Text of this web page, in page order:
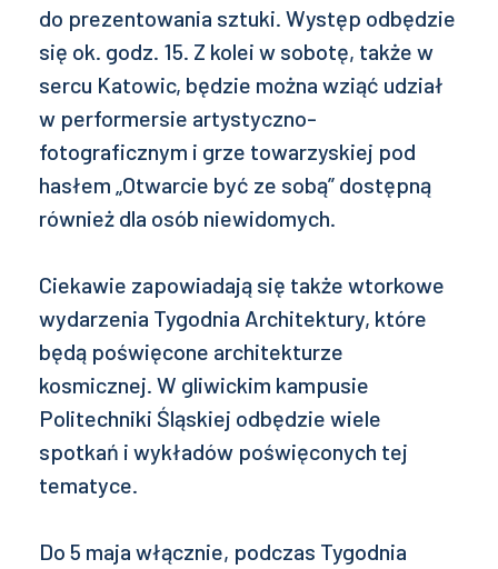
do prezentowania sztuki. Występ odbędzie
się ok. godz. 15. Z kolei w sobotę, także w
sercu Katowic, będzie można wziąć udział
w performersie artystyczno-
fotograficznym i grze towarzyskiej pod
hasłem „Otwarcie być ze sobą” dostępną
również dla osób niewidomych.
Ciekawie zapowiadają się także wtorkowe
wydarzenia Tygodnia Architektury, które
będą poświęcone architekturze
kosmicznej. W gliwickim kampusie
Politechniki Śląskiej odbędzie wiele
spotkań i wykładów poświęconych tej
tematyce.
Do 5 maja włącznie, podczas Tygodnia